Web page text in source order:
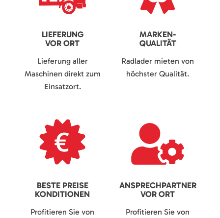
LIEFERUNG
VOR ORT
Lieferung aller
Maschinen direkt zum
Einsatzort.
MARKEN-
QUALITÄT
Radlader mieten von
höchster Qualität.
BESTE PREISE
KONDITIONEN
Profitieren Sie von
ANSPRECHPARTNER
VOR ORT
Profitieren Sie von